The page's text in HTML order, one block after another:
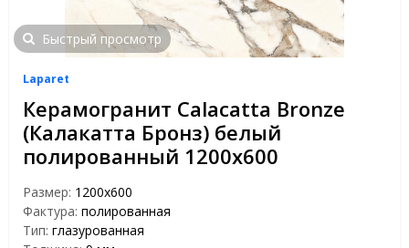
Быстрый просмотр
Laparet
Керамогранит Calacatta Bronze
(Калакатта Бронз) белый
полированный 1200х600
Размер: 1200x600
Фактура: полированная
Тип: глазурованная